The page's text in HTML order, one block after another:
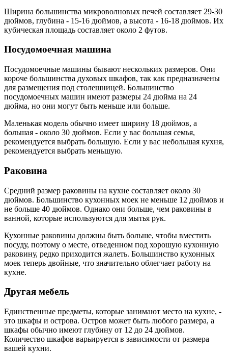
Ширина большинства микроволновых печей составляет 29-30
дюймов, глубина - 15-16 дюймов, а высота - 16-18 дюймов. Их
кубическая площадь составляет около 2 футов.
Посудомоечная машина
Посудомоечные машины бывают нескольких размеров. Они
короче большинства духовых шкафов, так как предназначены
для размещения под столешницей. Большинство
посудомоечных машин имеют размеры 24 дюйма на 24
дюйма, но они могут быть меньше или больше.
Маленькая модель обычно имеет ширину 18 дюймов, а
большая - около 30 дюймов. Если у вас большая семья,
рекомендуется выбрать большую. Если у вас небольшая кухня,
рекомендуется выбрать меньшую.
Раковина
Средний размер раковины на кухне составляет около 30
дюймов. Большинство кухонных моек не меньше 12 дюймов и
не больше 40 дюймов. Однако они больше, чем раковины в
ванной, которые используются для мытья рук.
Кухонные раковины должны быть больше, чтобы вместить
посуду, поэтому о месте, отведенном под хорошую кухонную
раковину, редко приходится жалеть. Большинство кухонных
моек теперь двойные, что значительно облегчает работу на
кухне.
Другая мебель
Единственные предметы, которые занимают место на кухне, -
это шкафы и острова. Остров может быть любого размера, а
шкафы обычно имеют глубину от 12 до 24 дюймов.
Количество шкафов варьируется в зависимости от размера
вашей кухни.